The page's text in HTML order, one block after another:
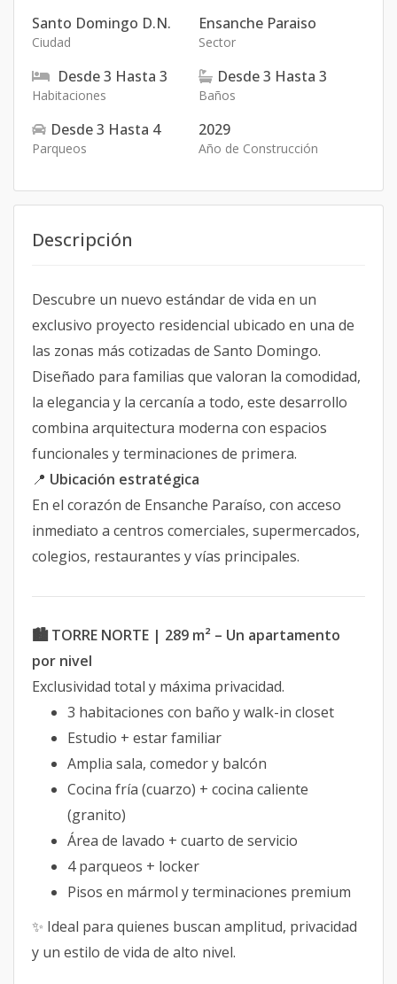
Santo Domingo D.N.
Ciudad
Ensanche Paraiso
Sector
Desde3 Hasta 3
Habitaciones
Desde3 Hasta 3
Baños
Desde3 Hasta 4
Parqueos
2029
Año de Construcción
Descripción
Descubre un nuevo estándar de vida en un
exclusivo proyecto residencial ubicado en una de
las zonas más cotizadas de Santo Domingo.
Diseñado para familias que valoran la comodidad,
la elegancia y la cercanía a todo, este desarrollo
combina arquitectura moderna con espacios
funcionales y terminaciones de primera.
📍 Ubicación estratégica
En el corazón de Ensanche Paraíso, con acceso
inmediato a centros comerciales, supermercados,
colegios, restaurantes y vías principales.
🏙️ TORRE NORTE | 289 m² – Un apartamento
por nivel
Exclusividad total y máxima privacidad.
3 habitaciones con baño y walk-in closet
Estudio + estar familiar
Amplia sala, comedor y balcón
Cocina fría (cuarzo) + cocina caliente
(granito)
Área de lavado + cuarto de servicio
4 parqueos + locker
Pisos en mármol y terminaciones premium
✨ Ideal para quienes buscan amplitud, privacidad
y un estilo de vida de alto nivel.